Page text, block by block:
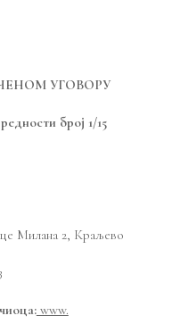
УГОВОРУ
број 1/15
Милана 2, Краљево
www.